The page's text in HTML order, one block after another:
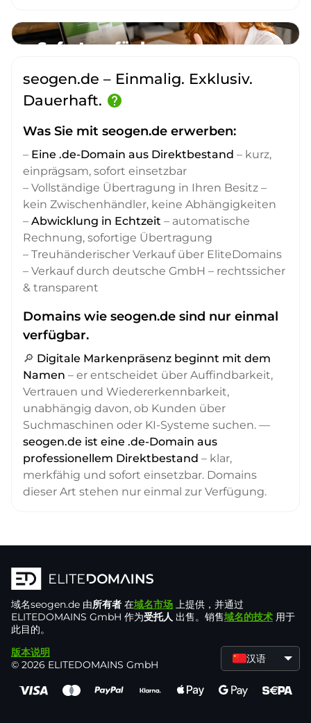
seogen.de – Einmalig. Exklusiv.
Dauerhaft. help
Was Sie mit seogen.de erwerben:
– Eine .de-Domain aus Direktbestand – kurz,
einprägsam, sofort einsetzbar
– Vollständige Übertragung in Ihren Besitz –
kein Zwischenhändler, keine Abhängigkeiten
– Abwicklung in Echtzeit – automatische
Rechnung, sofortige Übertragung
– Treuhänderischer Verkauf über EliteDomains
– Verkauf durch deutsche GmbH – rechtssicher
& transparent
Domains wie seogen.de sind nur einmal
verfügbar.
🔎 Digitale Markenpräsenz beginnt mit dem
Namen – er entscheidet über Auffindbarkeit,
Vertrauen und Wiedererkennbarkeit,
unabhängig davon, ob Kunden über
Suchmaschinen oder KI-Systeme suchen. —
seogen.de ist eine .de-Domain aus
professionellem Direktbestand – klar,
merkfähig und sofort einsetzbar. Domains
dieser Art stehen nur einmal zur Verfügung.
域名seogen.de 由所有者 在域名市场 上提供，并通过
ELITEDOMAINS GmbH 作为受托人 出售。销售域名的技术 用于
此目的。
版本说明
© 2026 ELITEDOMAINS GmbH
汉语